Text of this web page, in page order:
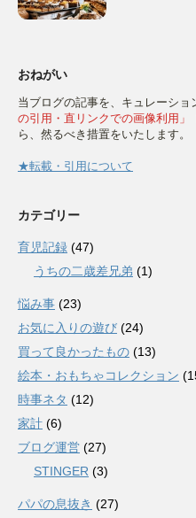
おねがい
当ブログの記事を、キュレーショ
の引用・直リンクでの画像利用」
ら、然るべき措置をいたします。
★転載・引用について
カテゴリー
育児記録 (47)
うちの二歳差兄弟 (1)
悩み事 (23)
お気に入りの遊び (24)
買って良かったもの (13)
絵本・おもちゃコレクション
時事ネタ (12)
家計 (6)
ブログ運営 (27)
STINGER (3)
パパの息抜き (27)